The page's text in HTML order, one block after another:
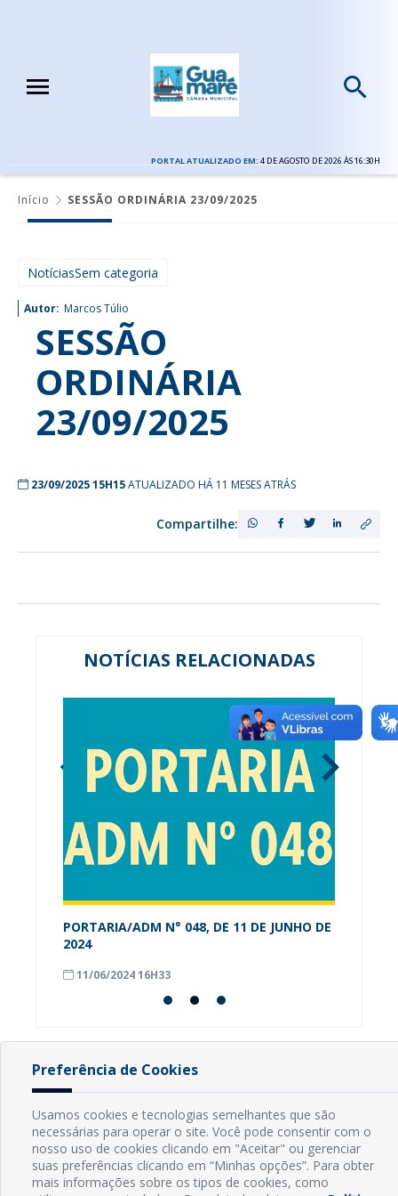
PORTAL ATUALIZADO EM: 4 DE AGOSTO DE 2026 ÀS 16:30H
Início SESSÃO ORDINÁRIA 23/09/2025
NotíciasSem categoria
Autor: Marcos Túlio
SESSÃO
ORDINÁRIA
23/09/2025
23/09/2025 15H15ATUALIZADO HÁ 11 MESES ATRÁS
Compartilhe:
NOTÍCIAS RELACIONADAS
PORTARIA/ADM N° 048, DE 11 DE JUNHO DE
2024
11/06/2024 16H33
INFORMAÇÕES
Endereço: Rua Capitão Vicente de Brito, S/N - Centro
CEP: 59598-000 - Guamaré - RN
Contato: (84) 3525-2032
E-mail: diretoria@guamare.rn.leg.br
Preferência de Cookies
Usamos cookies e tecnologias semelhantes que são
necessárias para operar o site. Você pode consentir com o
nosso uso de cookies clicando em "Aceitar" ou gerenciar
suas preferências clicando em “Minhas opções”. Para obter
mais informações sobre os tipos de cookies, como